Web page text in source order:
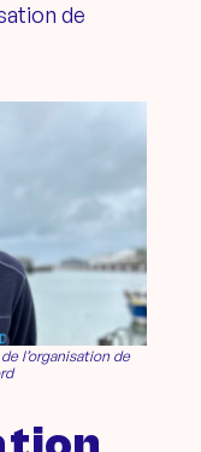
de
l’organisation de